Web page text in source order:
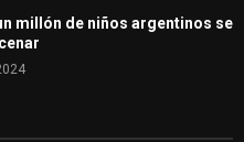
millón de niños argentinos se